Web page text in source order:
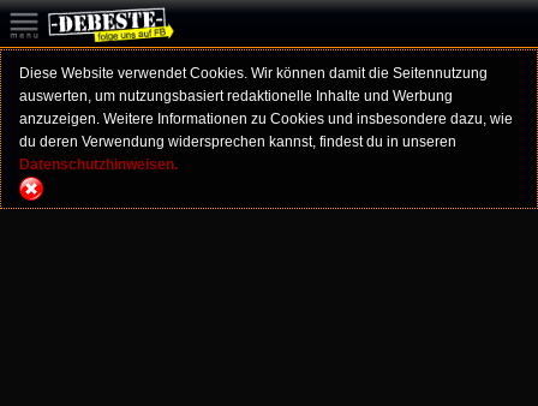
Diese Website verwendet Cookies. Wir können damit die Seitennutzung
auswerten, um nutzungsbasiert redaktionelle Inhalte und Werbung
anzuzeigen. Weitere Informationen zu Cookies und insbesondere dazu, wie
du deren Verwendung widersprechen kannst, findest du in unseren
Datenschutzhinweisen.